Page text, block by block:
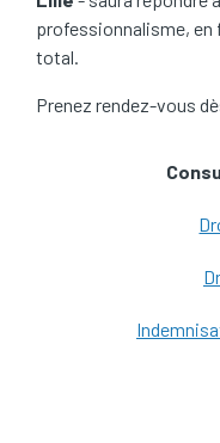
professionnalisme, en
total.
Prenez rendez-vous